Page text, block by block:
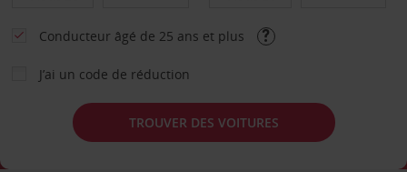
Conducteur âgé de 25 ans et plus
J’ai un code de réduction
TROUVER DES VOITURES